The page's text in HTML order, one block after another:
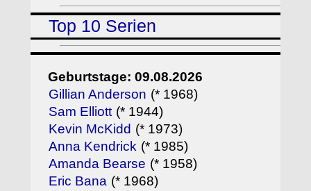
Top 10 Serien
Geburtstage: 09.08.2026
Gillian Anderson (* 1968)
Sam Elliott (* 1944)
Kevin McKidd (* 1973)
Anna Kendrick (* 1985)
Amanda Bearse (* 1958)
Eric Bana (* 1968)